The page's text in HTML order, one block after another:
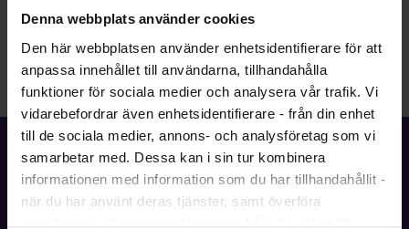
Denna webbplats använder cookies
Den här webbplatsen använder enhetsidentifierare för att
anpassa innehållet till användarna, tillhandahålla
funktioner för sociala medier och analysera vår trafik. Vi
vidarebefordrar även enhetsidentifierare - från din enhet
till de sociala medier, annons- och analysföretag som vi
samarbetar med. Dessa kan i sin tur kombinera
informationen med information som du har tillhandahållit -
när du har använt deras tjänster, samt överföra